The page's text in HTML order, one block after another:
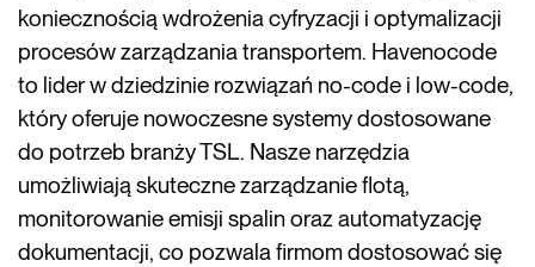
koniecznością wdrożenia cyfryzacji i optymalizacji
procesów zarządzania transportem. Havenocode
to lider w dziedzinie rozwiązań no-code i low-code,
który oferuje nowoczesne systemy dostosowane
do potrzeb branży TSL. Nasze narzędzia
umożliwiają skuteczne zarządzanie flotą,
monitorowanie emisji spalin oraz automatyzację
dokumentacji, co pozwala firmom dostosować się